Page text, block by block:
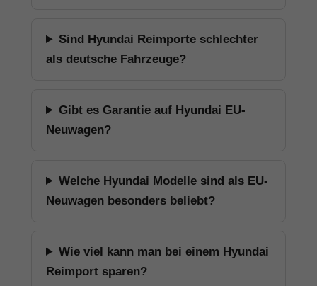
Sind Hyundai Reimporte schlechter
als deutsche Fahrzeuge?
Gibt es Garantie auf Hyundai EU-
Neuwagen?
Welche Hyundai Modelle sind als EU-
Neuwagen besonders beliebt?
Wie viel kann man bei einem Hyundai
Reimport sparen?